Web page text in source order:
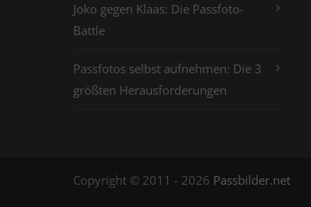
Joko gegen Klaas: Die Passfoto-
Battle
Passfotos selbst aufnehmen: Die 3
größten Herausforderungen
Copyright © 2011 - 2026 Passbilder.net